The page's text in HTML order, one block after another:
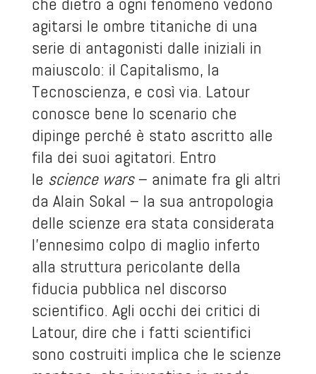
agitarsi le ombre titaniche di una
serie di antagonisti dalle iniziali in
maiuscolo: il Capitalismo, la
Tecnoscienza, e così via. Latour
conosce bene lo scenario che
dipinge perché è stato ascritto alle
fila dei suoi agitatori. Entro
le science wars– animate fra gli altri
da Alain Sokal – la sua antropologia
delle scienze era stata considerata
l’ennesimo colpo di maglio inferto
alla struttura pericolante della
fiducia pubblica nel discorso
scientifico. Agli occhi dei critici di
Latour, dire che i fatti scientifici
sono costruiti implica che le scienze